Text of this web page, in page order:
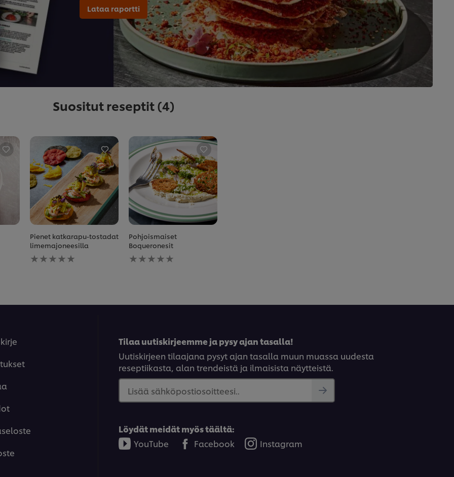
Lataa raportti
Suositut reseptit(4)
Pienet katkarapu-tostadat
limemajoneesilla
Ei
arvioita
Pohjoismaiset
Boqueronesit
Ei
arvioita
Tilaa uutiskirjeemme ja pysy ajan tasalla!
Uutiskirjeen tilaajana pysyt ajan tasalla muun muassa uudesta
reseptiikasta, alan trendeistä ja ilmaisista näytteistä.
Lisää sähköpostiosoitteesi..
Löydät meidät myös täältä:
YouTube
Facebook Instagram